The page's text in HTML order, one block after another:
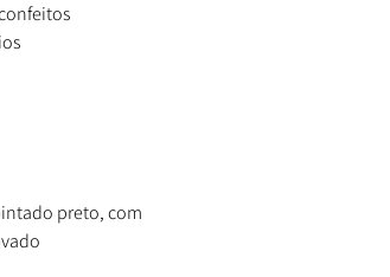
preto, com